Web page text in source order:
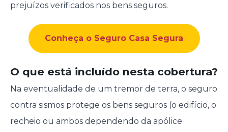
prejuízos verificados nos bens seguros.
Conheça o Seguro Casa Segura
O que está incluído nesta cobertura?
Na eventualidade de um tremor de terra, o seguro
contra sismos protege os bens seguros (o edifício, o
recheio ou ambos dependendo da apólice